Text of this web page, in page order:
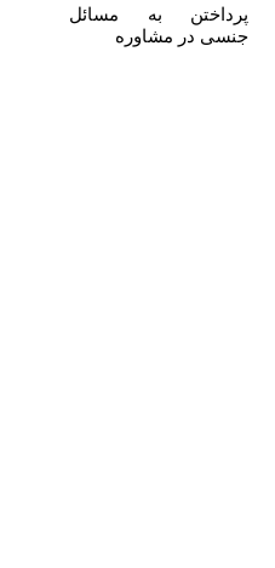
پرداختن به مسائل
جنسی در مشاوره